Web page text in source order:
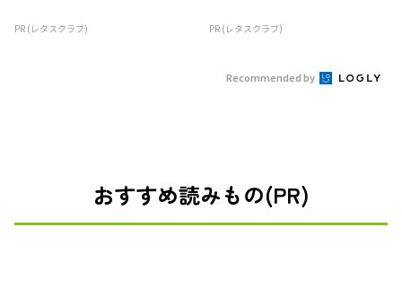
PR (レタスクラブ) PR (レタスクラブ)
Recommended by
おすすめ読みもの(PR)